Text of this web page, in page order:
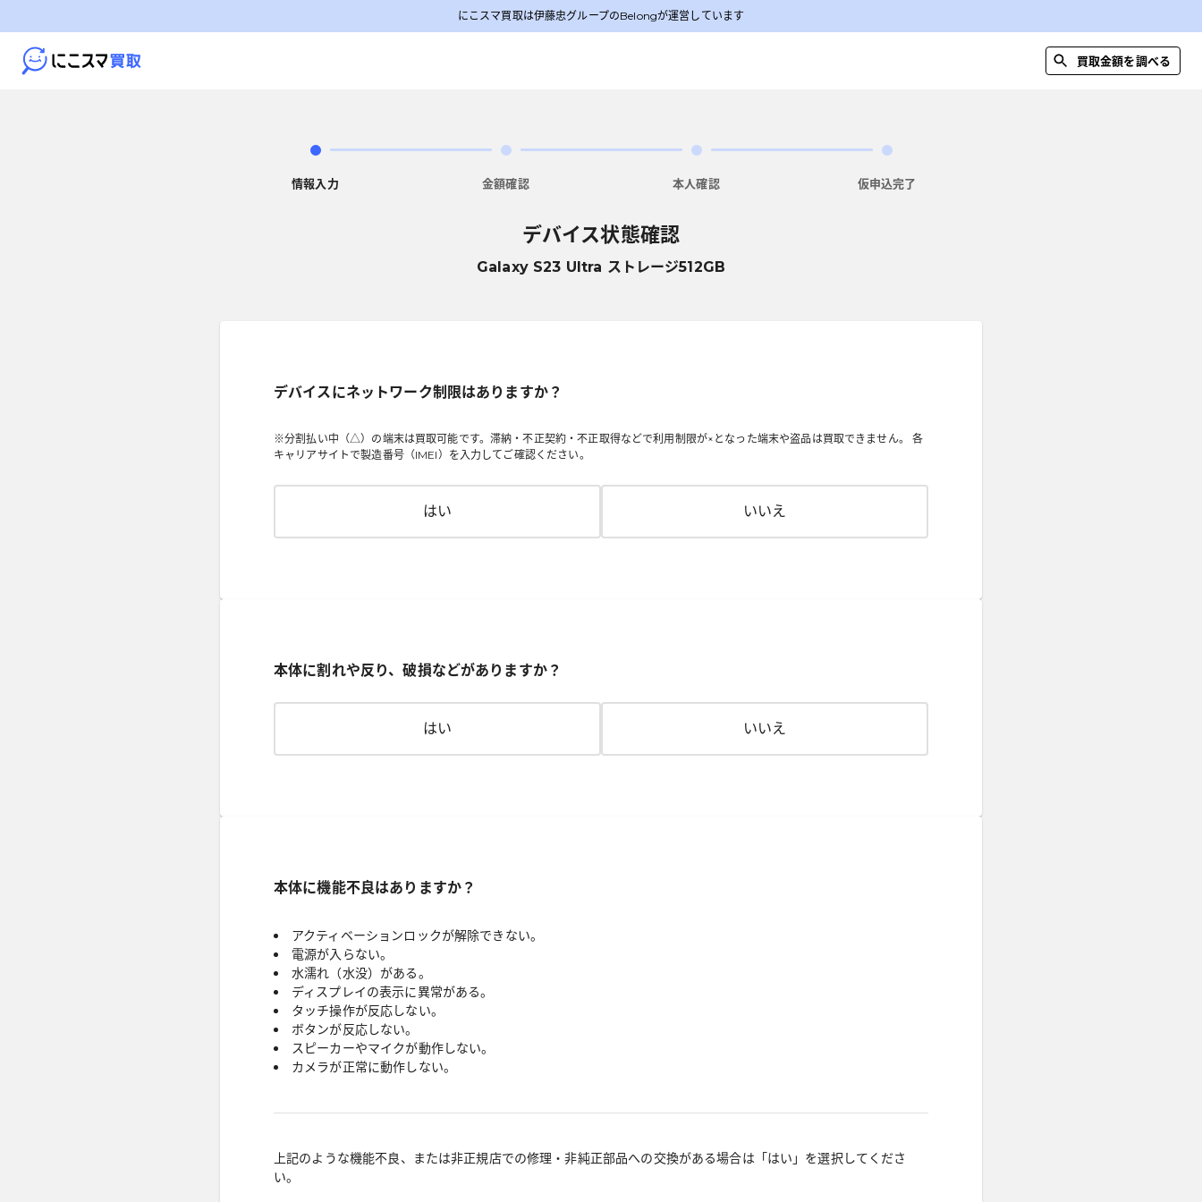
にこスマ買取は伊藤忠グループのBelongが運営しています
買取金額を調べる
情報入力 金額確認 本人確認 仮申込完了
デバイス状態確認
Galaxy S23 Ultra ストレージ512GB
デバイスにネットワーク制限はありますか？
※分割払い中（△）の端末は買取可能です。滞納・不正契約・不正取得などで利用制限が×となった端末や盗品は買取できません。 各
キャリアサイトで製造番号（IMEI）を入力してご確認ください。
はい いいえ
本体に割れや反り、破損などがありますか？
はい いいえ
本体に機能不良はありますか？
アクティベーションロックが解除できない。
電源が入らない。
水濡れ（水没）がある。
ディスプレイの表示に異常がある。
タッチ操作が反応しない。
ボタンが反応しない。
スピーカーやマイクが動作しない。
カメラが正常に動作しない。
上記のような機能不良、または非正規店での修理・非純正部品への交換がある場合は「はい」を選択してくださ
い。